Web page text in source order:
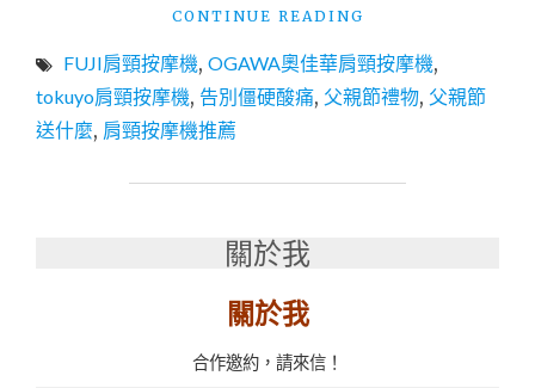
CONTINUE READING
新
肩
FUJI肩頸按摩機, OGAWA奧佳華肩頸按摩機,
tokuyo肩頸按摩機, 告別僵硬酸痛, 父親節禮物, 父親節
送什麼, 肩頸按摩機推薦
關於我
關於我
合作邀約，請來信！